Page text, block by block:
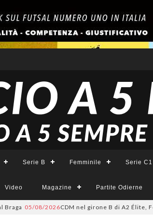
Serie B Femminile Serie C1
Video Magazine Partite Odierne
08/2026CDM nel girone B di A2 Élite,